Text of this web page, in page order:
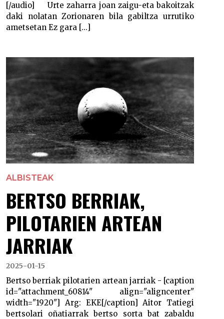
[/audio] Urte zaharra joan zaigu-eta bakoitzak
daki nolatan Zorionaren bila gabiltza urrutiko
ametsetan Ez gara [...]
ALBISTEAK
BERTSO BERRIAK,
PILOTARIEN ARTEAN
JARRIAK
2025-01-15
Bertso berriak pilotarien artean jarriak - [caption
id="attachment_60814" align="aligncenter"
width="1920"] Arg: EKE[/caption] Aitor Tatiegi
bertsolari oñatiarrak bertso sorta bat zabaldu